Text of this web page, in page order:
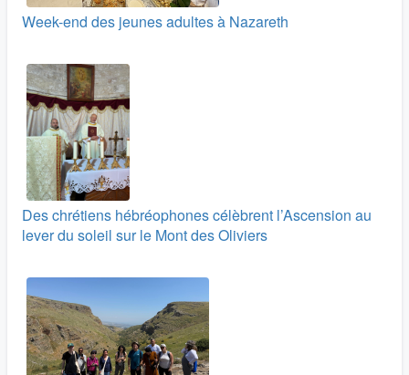
Week-end des jeunes adultes à Nazareth
Des chrétiens hébréophones célèbrent l’Ascension au
lever du soleil sur le Mont des Oliviers